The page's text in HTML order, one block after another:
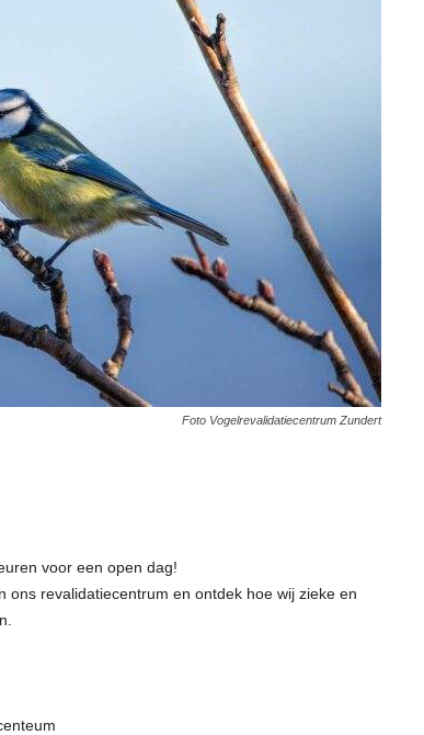
Foto Vogelrevalidatiecentrum Zundert
voor een open dag!
ons revalidatiecentrum en ontdek hoe wij zieke en